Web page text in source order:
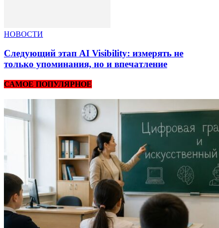
НОВОСТИ
Следующий этап AI Visibility: измерять не
только упоминания, но и впечатление
САМОЕ ПОПУЛЯРНОЕ